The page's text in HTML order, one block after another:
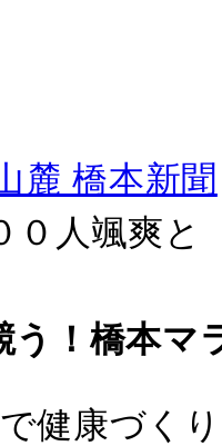
麓 橋本新聞
０人颯爽と
う！橋本マ
健康づく